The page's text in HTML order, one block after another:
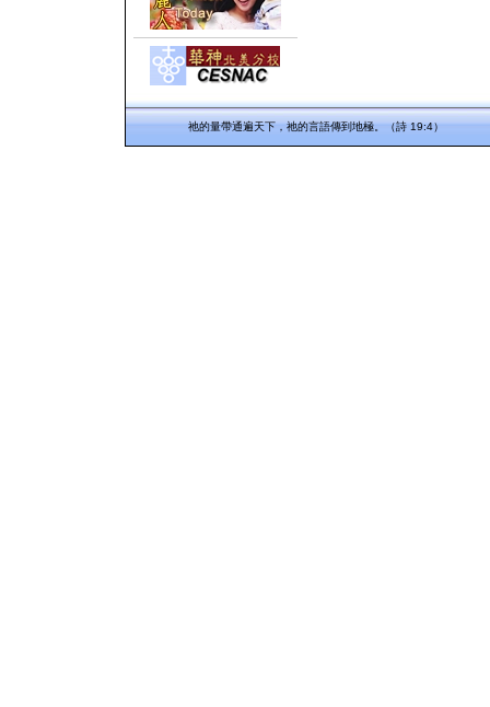
祂的量帶通遍天下，祂的言語傳到地極。（詩 19:4）